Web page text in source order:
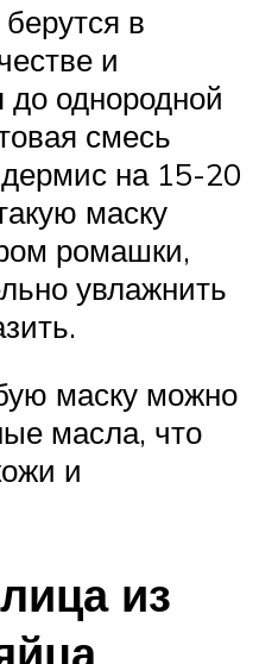
в
и
однородной
смесь
на 15-20
маску
ромашки,
увлажнить
маску можно
масла, что
и
из